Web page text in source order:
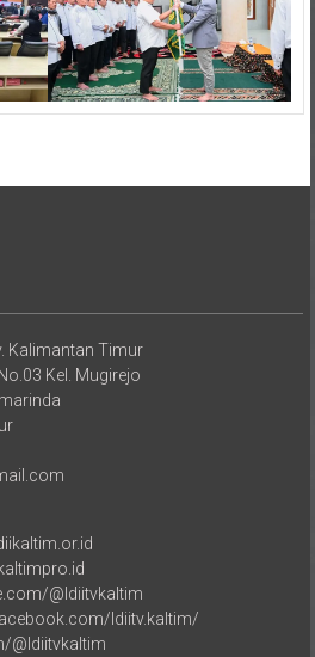
Kalimantan Timur
Kel. Mugirejo
@ldiitvkaltim
ldiitv.kaltim/
@ldiitvkaltim